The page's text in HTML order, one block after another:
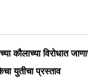
कौलाच्या विरोधात
युतीचा प्रस्ताव